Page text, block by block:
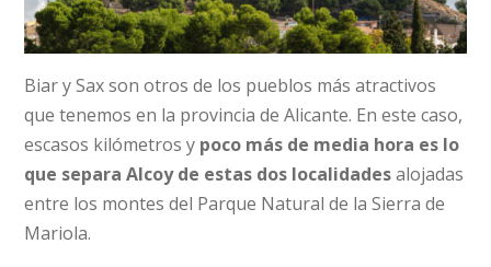
Biar y Sax son otros de los pueblos más atractivos
que tenemos en la provincia de Alicante. En este caso,
escasos kilómetros y poco más de media hora es lo
que separa Alcoy de estas dos localidadesalojadas
entre los montes del Parque Natural de la Sierra de
Mariola.